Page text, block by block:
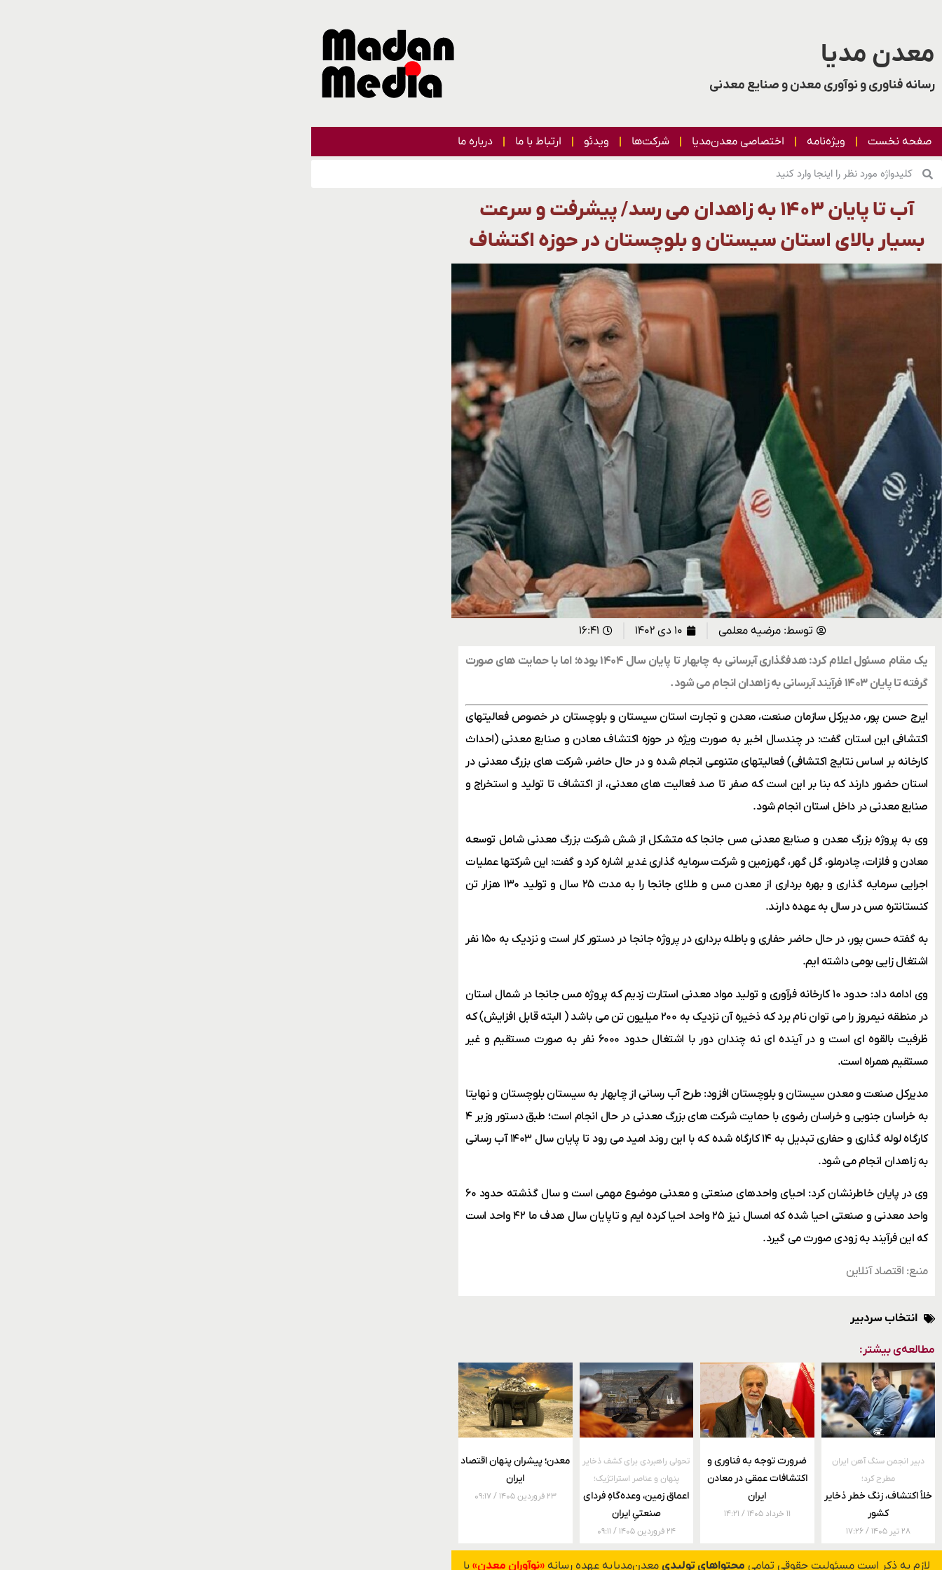
معدن مدیا
رسانه فناوری و نوآوری معدن و صنایع معدنی
صفحه نخست ویژه‌نامه اختصاصی معدن‌مدیا شرکت‌ها ویدئو ارتباط با ما درباره ما
آب تا پایان ۱۴۰۳ به زاهدان می رسد/ پیشرفت و سرعت
بسیار بالای استان سیستان و بلوچستان در حوزه اکتشاف
توسط: مرضیه معلمی ۱۰ دی ۱۴۰۲ ۱۶:۴۱
یک مقام مسئول اعلام کرد: هدفگذاری آبرسانی به چابهار تا پایان سال ۱۴۰۴ بوده؛ اما با حمایت های صورت
گرفته تا پایان ۱۴۰۳ فرآیند آبرسانی به زاهدان انجام می شود.
ایرج حسن پور، مدیرکل سازمان صنعت، معدن و تجارت استان سیستان و بلوچستان در خصوص فعالیتهای
اکتشافی این استان گفت: در چندسال اخیر به صورت ویژه در حوزه اکتشاف معادن و صنایع معدنی (احداث
کارخانه بر اساس نتایج اکتشافی) فعالیتهای متنوعی انجام شده و در حال حاضر، شرکت های بزرگ معدنی در
استان حضور دارند که بنا بر این است که صفر تا صد فعالیت های معدنی، از اکتشاف تا تولید و استخراج و
صنایع معدنی در داخل استان انجام شود.
وی به پروژه بزرگ معدن و صنایع معدنی مس جانجا که متشکل از شش شرکت بزرگ معدنی شامل توسعه
معادن و فلزات، چادرملو، گل گهر، گهرزمین و شرکت سرمایه گذاری غدیر اشاره کرد و گفت: این شرکتها عملیات
اجرایی سرمایه گذاری و بهره برداری از معدن مس و طلای جانجا را به مدت ۲۵ سال و تولید ۱۳۰ هزار تن
کنستانتره مس در سال به عهده دارند.
به گفته حسن پور، در حال حاضر حفاری و باطله برداری در پروژه جانجا در دستور کار است و نزدیک به ۱۵۰ نفر
اشتغال زایی بومی داشته ایم.
وی ادامه داد: حدود ۱۰ کارخانه فرآوری و تولید مواد معدنی استارت زدیم که پروژه مس جانجا در شمال استان
در منطقه نیمروز را می توان نام برد که ذخیره آن نزدیک به ۲۰۰ میلیون تن می باشد ( البته قابل افزایش) که
ظرفیت بالقوه ای است و در آینده ای نه چندان دور با اشتغال حدود ۶۰۰۰ نفر به صورت مستقیم و غیر
مستقیم همراه است.
مدیرکل صنعت و معدن سیستان و بلوچستان افزود: طرح آب رسانی از چابهار به سیستان بلوچستان و نهایتا
به خراسان جنوبی و خراسان رضوی با حمایت شرکت های بزرگ معدنی در حال انجام است؛ طبق دستور وزیر ۴
کارگاه لوله گذاری و حفاری تبدیل به ۱۴ کارگاه شده که با این روند امید می رود تا پایان سال ۱۴۰۳ آب رسانی
به زاهدان انجام می شود.
وی در پایان خاطرنشان کرد: احیای واحدهای صنعتی و معدنی موضوع مهمی است و سال گذشته حدود ۶۰
واحد معدنی و صنعتی احیا شده که امسال نیز ۲۵ واحد احیا کرده ایم و تاپایان سال هدف ما ۴۲ واحد است
که این فرآیند به زودی صورت می گیرد.
منبع: اقتصاد آنلاین
انتخاب سردبیر
مطالعه‌ی بیشتر:
دبیر انجمن سنگ آهن ایران
مطرح کرد؛
خلأ اکتشاف، زنگ خطر ذخایر
کشور
۲۸ تیر ۱۴۰۵ ۱۷:۲۶
ضرورت توجه به فناوری و
اکتشافات عمقی در معادن
ایران
۱۱ خرداد ۱۴۰۵
تحولی راهبردی برای کشف ذخایر
پنهان و عناصر استراتژیک؛
اعماق زمین، وعده‌گاهِ فردای
صنعتیِ ایران
۲۴ فروردین ۱۴۰۵
معدن؛ پیشران پنهان اقتصاد
ایران
۲۳ فروردین ۱۴۰۵ ۰۹:۱۷
لازم به ذکر است مسئولیت حقوقی تمامی محتواهای تولیدی معدن‌مدیا به عهده رسانه «نوآوران معدن» با